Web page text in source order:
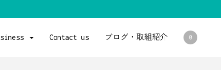
Contact us ブログ・取組紹介 0